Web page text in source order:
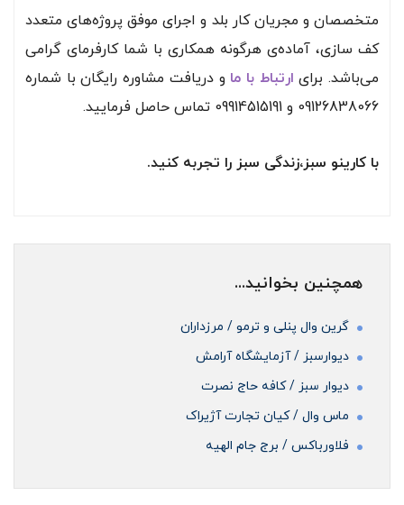
متخصصان و مجریان کار بلد و اجرای موفق پروژه‌های متعدد
کف سازی، آماده‌ی هرگونه همکاری با شما کارفرمای گرامی
می‌باشد. برای ارتباط با ما و دریافت مشاوره رایگان با شماره
09126838066 و 09914515191 تماس حاصل فرمایید.
با کارینو سبز،زندگی سبز را تجربه کنید.
همچنین بخوانید...
گرین وال پنلی و ترمو / مرزداران
دیوارسبز / آزمایشگاه آرامش
دیوار سبز / کافه حاج نصرت
ماس وال / کیان تجارت آژیراک
فلاورباکس / برج جام الهیه